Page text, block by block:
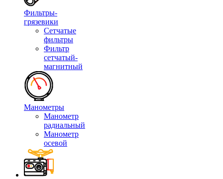
Фильтры-
грязевики
Сетчатые
фильтры
Фильтр
сетчатый-
магнитный
Манометры
Манометр
радиальный
Манометр
осевой